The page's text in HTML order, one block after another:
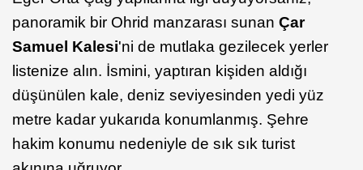
panoramik bir Ohrid manzarası sunan Çar
Samuel Kalesi'ni de mutlaka gezilecek yerler
listenize alın. İsmini, yaptıran kişiden aldığı
düşünülen kale, deniz seviyesinden yedi yüz
metre kadar yukarıda konumlanmış. Şehre
hakim konumu nedeniyle de sık sık turist